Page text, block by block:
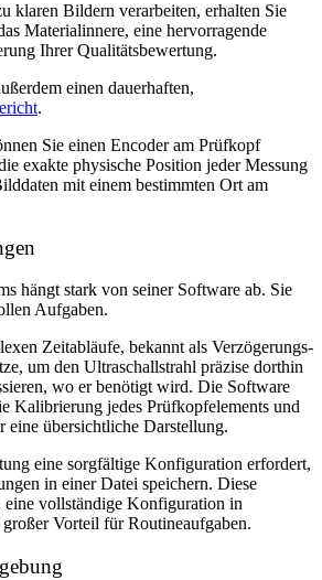
klaren Bildern verarbeiten, erhalten Sie
Materialinnere, eine hervorragende
Ihrer Qualitätsbewertung.
einen dauerhaften,
.
Sie einen Encoder am Prüfkopf
exakte physische Position jeder Messung
mit einem bestimmten Ort am
hängt stark von seiner Software ab. Sie
Aufgaben.
Zeitabläufe, bekannt als Verzögerungs-
um den Ultraschallstrahl präzise dorthin
wo er benötigt wird. Die Software
Kalibrierung jedes Prüfkopfelements und
eine übersichtliche Darstellung.
eine sorgfältige Konfiguration erfordert,
in einer Datei speichern. Diese
eine vollständige Konfiguration in
Vorteil für Routineaufgaben.